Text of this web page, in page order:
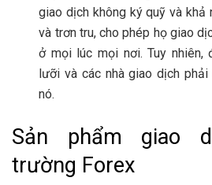
giao dịch không ký quỹ và
và trơn tru, cho phép họ giao
ở mọi lúc mọi nơi. Tuy nhiên,
lưỡi và các nhà giao dịch
nó.
Sản phẩm giao
trường Forex